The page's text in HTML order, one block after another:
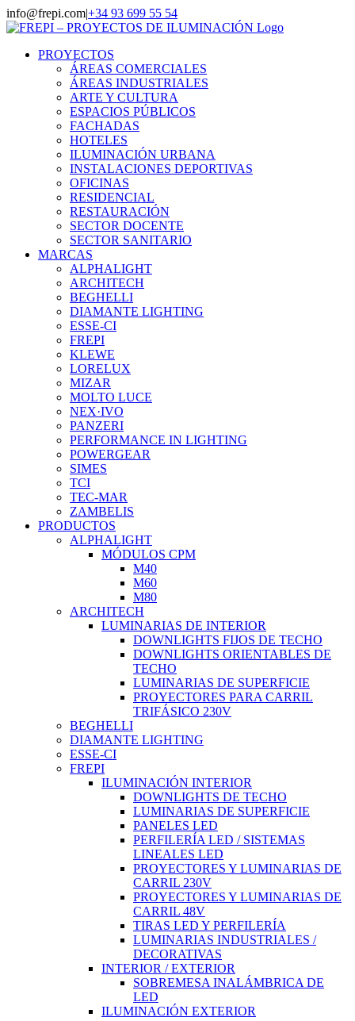
Saltar
al
info@frepi.com|+34 93 699 55 54
Instagram
Facebook
LinkedIn
YouTube
PROYECTOS
ÁREAS COMERCIALES
ÁREAS INDUSTRIALES
ARTE Y CULTURA
ESPACIOS PÚBLICOS
FACHADAS
HOTELES
ILUMINACIÓN URBANA
INSTALACIONES DEPORTIVAS
OFICINAS
RESIDENCIAL
RESTAURACIÓN
SECTOR DOCENTE
SECTOR SANITARIO
MARCAS
ALPHALIGHT
ARCHITECH
BEGHELLI
DIAMANTE LIGHTING
ESSE-CI
FREPI
KLEWE
LORELUX
MIZAR
MOLTO LUCE
NEX·IVO
PANZERI
PERFORMANCE IN LIGHTING
POWERGEAR
SIMES
TCI
TEC-MAR
ZAMBELIS
PRODUCTOS
ALPHALIGHT
MÓDULOS CPM
M40
M60
M80
ARCHITECH
LUMINARIAS DE INTERIOR
DOWNLIGHTS FIJOS DE TECHO
DOWNLIGHTS ORIENTABLES DE
TECHO
LUMINARIAS DE SUPERFICIE
PROYECTORES PARA CARRIL
TRIFÁSICO 230V
BEGHELLI
DIAMANTE LIGHTING
ESSE-CI
FREPI
ILUMINACIÓN INTERIOR
DOWNLIGHTS DE TECHO
LUMINARIAS DE SUPERFICIE
PANELES LED
PERFILERÍA LED / SISTEMAS
LINEALES LED
PROYECTORES Y LUMINARIAS DE
CARRIL 230V
PROYECTORES Y LUMINARIAS DE
CARRIL 48V
TIRAS LED Y PERFILERÍA
LUMINARIAS INDUSTRIALES /
DECORATIVAS
INTERIOR / EXTERIOR
SOBREMESA INALÁMBRICA DE
LED
ILUMINACIÓN EXTERIOR